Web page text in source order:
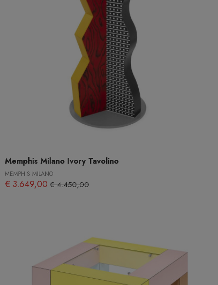
Memphis Milano Ivory Tavolino
MEMPHIS MILANO
€ 3.649,00 € 4.450,00